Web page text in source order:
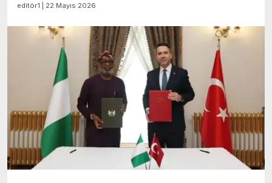
editör1 | 22 Mayıs 2026